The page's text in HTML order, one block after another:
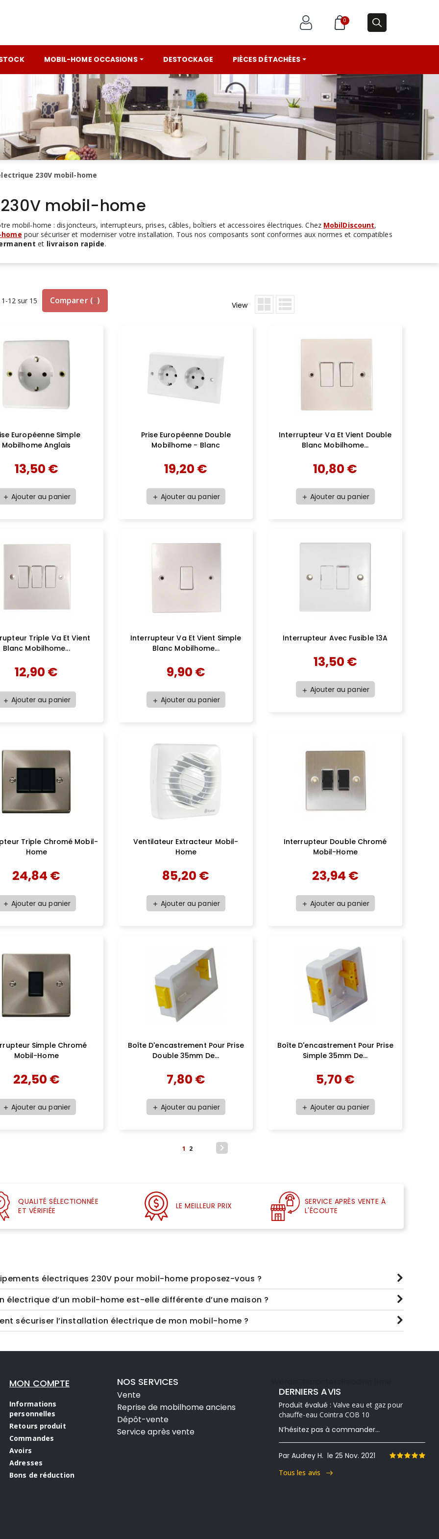
0
MOBIL-HOME OCCASIONS DESTOCKAGE PIÈCES DÉTACHÉES
230V mobil-home
mobil-home
mobil-home : disjoncteurs, interrupteurs, prises, câbles, boîtiers et accessoires électriques. Chez MobilDiscount,
pour sécuriser et moderniser votre installation. Tous nos composants sont conformes aux normes et compatibles
et livraison rapide.
12 sur 15 Comparer(0) View
Européenne Simple
Mobilhome Anglais
13,50 €
add Ajouter au panier
Prise Européenne Double
Mobilhome - Blanc
19,20 €
add Ajouter au panier
Interrupteur Va Et Vient Double
Blanc Mobilhome...
10,80 €
add Ajouter au panier
Triple Va Et Vient
Blanc Mobilhome...
12,90 €
add Ajouter au panier
Interrupteur Va Et Vient Simple
Blanc Mobilhome...
9,90 €
add Ajouter au panier
Interrupteur Avec Fusible 13A
13,50 €
add Ajouter au panier
Triple Chromé Mobil-
Home
24,84 €
add Ajouter au panier
Ventilateur Extracteur Mobil-
Home
85,20 €
add Ajouter au panier
Interrupteur Double Chromé
Mobil-Home
23,94 €
add Ajouter au panier
Simple Chromé
Mobil-Home
22,50 €
add Ajouter au panier
Boîte D'encastrement Pour Prise
Double 35mm De...
7,80 €
add Ajouter au panier
Boîte D'encastrement Pour Prise
Simple 35mm De...
5,70 €
add Ajouter au panier
1 2 
QUALITÉ SÉLECTIONNÉE
ET VÉRIFIÉE
LE MEILLEUR PRIX
SERVICE APRÈS VENTE À
L'ÉCOUTE
électriques 230V pour mobil-home proposez-vous ?
électrique d’un mobil-home est-elle différente d’une maison ?
sécuriser l’installation électrique de mon mobil-home ?
MON COMPTE
Informations
personnelles
Retours produit
Commandes
Avoirs
Adresses
Bons de réduction
NOS SERVICES
Vente
Reprise de mobilhome anciens
Dépôt-vente
Service après vente
DERNIERS AVIS
Produit évalué : Valve eau et gaz pour
chauffe-eau Cointra COB 10
N’hésitez pas à commander...
Par Audrey H. le 25 Nov. 2021
Tous les avis